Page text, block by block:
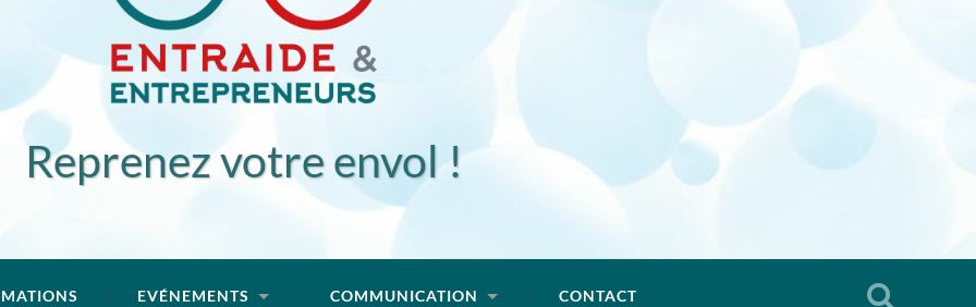
Reprenez votre envol !
EVÉNEMENTS COMMUNICATION CONTACT